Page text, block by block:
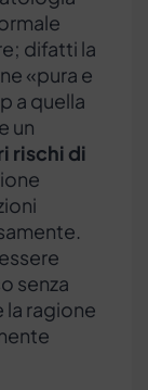
difatti la
«pura e
a quella
un
rischi di
senza
la ragione